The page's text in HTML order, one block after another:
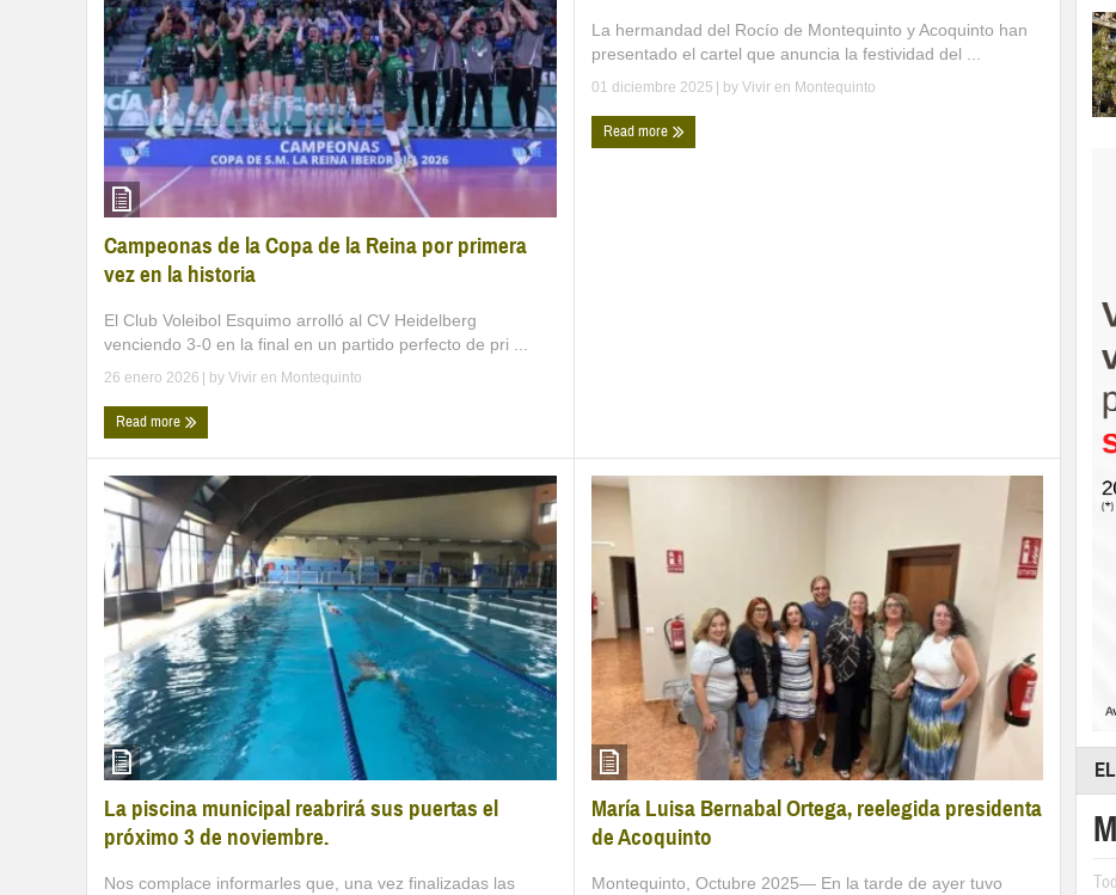
Campeonas de la Copa de la Reina por primera
vez en la historia
El Club Voleibol Esquimo arrolló al CV Heidelberg
venciendo 3-0 en la final en un partido perfecto de pri ...
26 enero 2026 | by Vivir en Montequinto
Read more
La hermandad del Rocío de Montequinto y Acoquinto han
presentado el cartel que anuncia la festividad del ...
01 diciembre 2025 | by Vivir en Montequinto
Read more
La piscina municipal reabrirá sus puertas el
próximo 3 de noviembre.
Nos complace informarles que, una vez finalizadas las
María Luisa Bernabal Ortega, reelegida presidenta
de Acoquinto
Montequinto, Octubre 2025— En la tarde de ayer tuvo